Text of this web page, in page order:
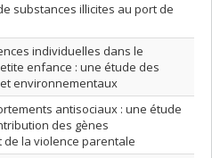
substances illicites au port de
individuelles dans le
enfance : une étude des
environnementaux
antisociaux : une étude
des gènes
la violence parentale